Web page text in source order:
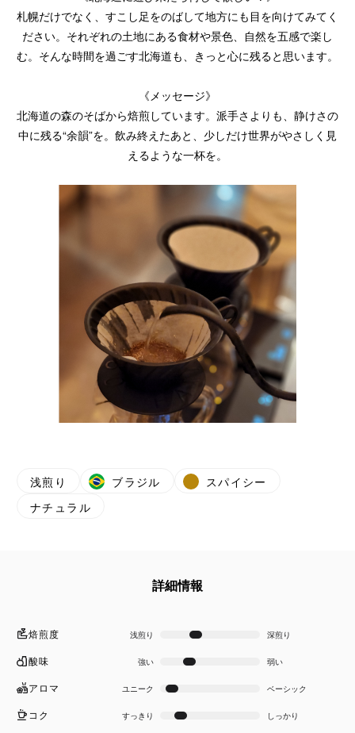
札幌だけでなく、すこし足をのばして地方にも目を向けてみてく
ださい。それぞれの土地にある食材や景色、自然を五感で楽し
む。そんな時間を過ごす北海道も、きっと心に残ると思います。
《メッセージ》
北海道の森のそばから焙煎しています。派手さよりも、静けさの
中に残る“余韻”を。飲み終えたあと、少しだけ世界がやさしく見
えるような一杯を。
浅煎り ブラジル
スパイシー
ナチュラル
詳細情報
焙煎度 浅煎り 深煎り
酸味 強い 弱い
アロマ ユニーク ベーシック
コク すっきり しっかり